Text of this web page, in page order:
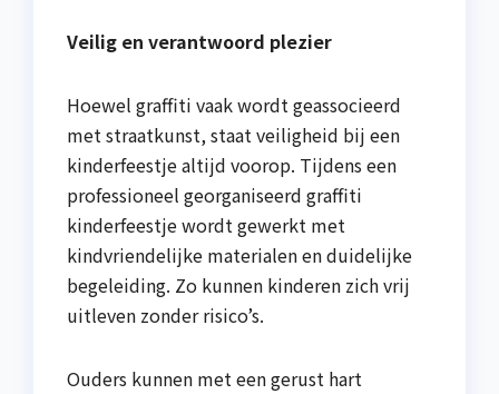
Veilig en verantwoord plezier
Hoewel graffiti vaak wordt geassocieerd
met straatkunst, staat veiligheid bij een
kinderfeestje altijd voorop. Tijdens een
professioneel georganiseerd graffiti
kinderfeestje wordt gewerkt met
kindvriendelijke materialen en duidelijke
begeleiding. Zo kunnen kinderen zich vrij
uitleven zonder risico’s.
Ouders kunnen met een gerust hart